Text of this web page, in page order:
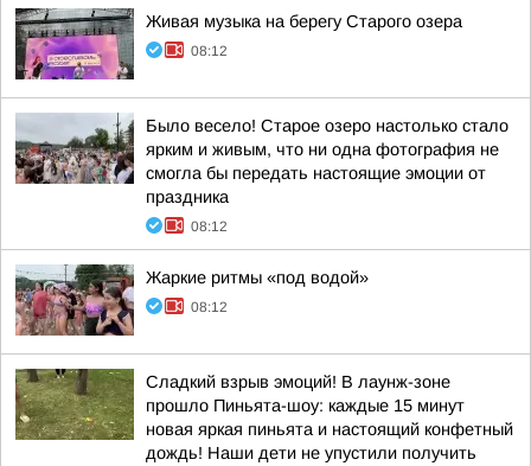
Живая музыка на берегу Старого озера
08:12
Было весело! Старое озеро настолько стало
ярким и живым, что ни одна фотография не
смогла бы передать настоящие эмоции от
праздника
08:12
Жаркие ритмы «под водой»
08:12
Сладкий взрыв эмоций! В лаунж-зоне
прошло Пиньята-шоу: каждые 15 минут
новая яркая пиньята и настоящий конфетный
дождь! Наши дети не упустили получить